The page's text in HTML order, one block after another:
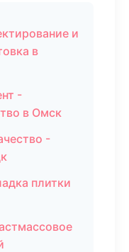
и
в
-
в Омск
-
плитки